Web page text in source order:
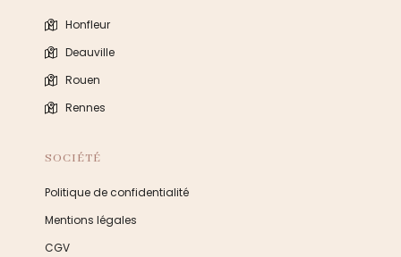
Honfleur
Deauville
Rouen
Rennes
SOCIÉTÉ
Politique de confidentialité
Mentions légales
CGV